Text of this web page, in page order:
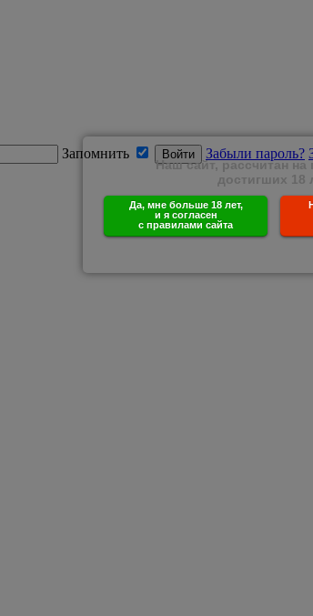
Наш сайт, рассчитан на
достигших 18
Да, мне больше 18 лет,
и я согласен
с правилами сайта
Запомнить Забыли пароль?